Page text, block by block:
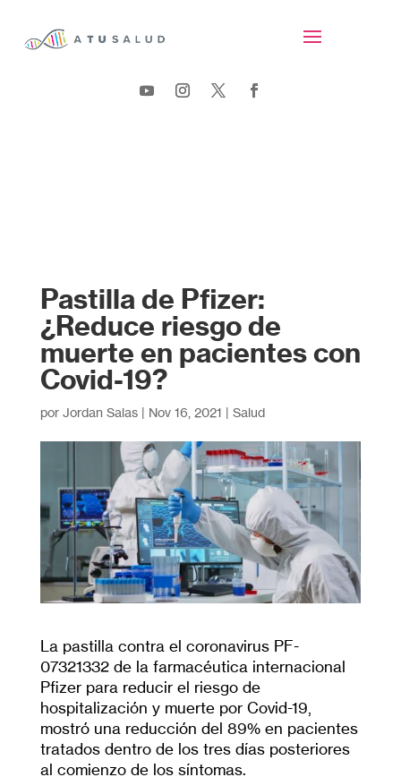
Pastilla de Pfizer:
¿Reduce riesgo de
muerte en pacientes con
Covid-19?
por Jordan Salas| Nov 16, 2021 | Salud
La pastilla contra el coronavirus PF-
07321332 de la farmacéutica internacional
Pfizer para reducir el riesgo de
hospitalización y muerte por Covid-19,
mostró una reducción del 89% en pacientes
tratados dentro de los tres días posteriores
al comienzo de los síntomas.